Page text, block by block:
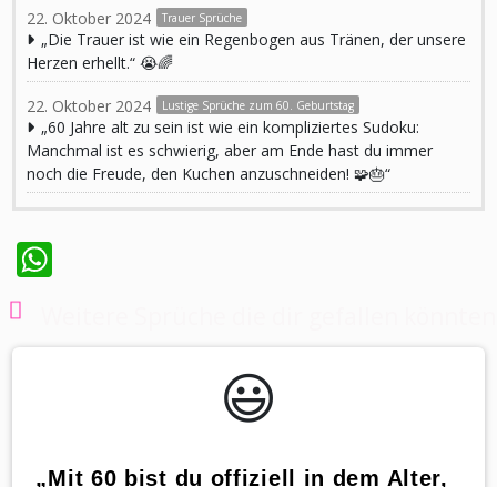
22. Oktober 2024 Trauer Sprüche
„Die Trauer ist wie ein Regenbogen aus Tränen, der unsere
Herzen erhellt.“ 😭🌈
22. Oktober 2024 Lustige Sprüche zum 60. Geburtstag
„60 Jahre alt zu sein ist wie ein kompliziertes Sudoku:
Manchmal ist es schwierig, aber am Ende hast du immer
noch die Freude, den Kuchen anzuschneiden! 🧩🎂“
😃️
„Mit 60 bist du offiziell in dem Alter,